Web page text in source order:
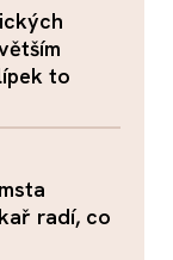
to
radí, co